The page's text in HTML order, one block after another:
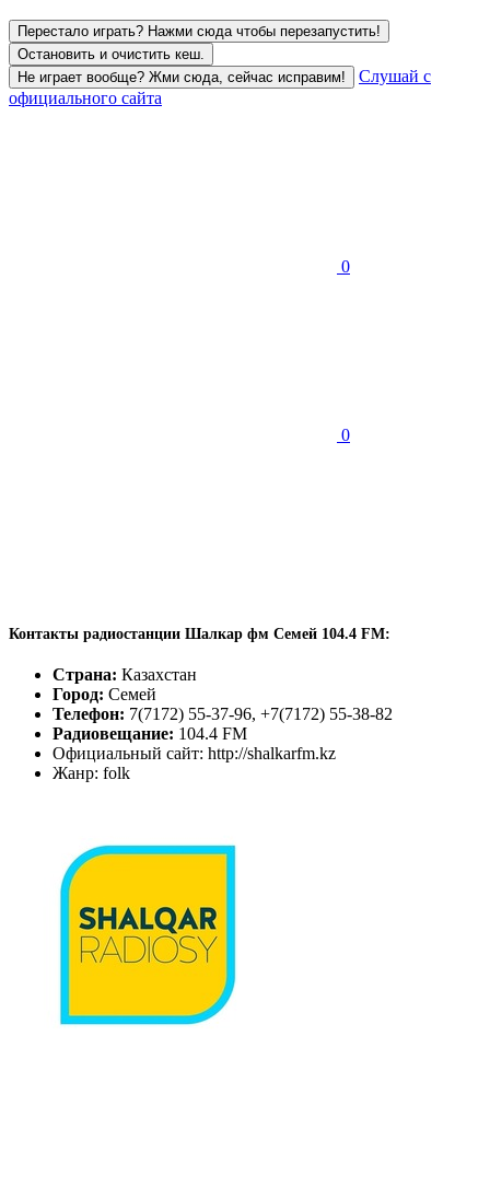
Перестало играть? Нажми сюда чтобы перезапустить!
Остановить и очистить кеш.
Не играет вообще? Жми сюда, сейчас исправим!
Слушай с
официального сайта
0
0
Контакты радиостанции Шалкар фм Семей 104.4 FM:
Страна: Казахстан
Город: Семей
Телефон: 7(7172) 55-37-96, +7(7172) 55-38-82
Радиовещание: 104.4 FM
Официальный сайт: http://shalkarfm.kz
Жанр: folk